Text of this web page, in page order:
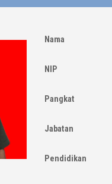
Nama
NIP
Pangkat
Jabatan
Pendidikan